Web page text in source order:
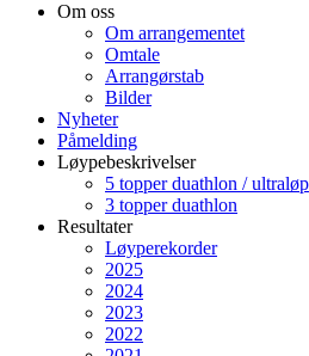
Om oss
Om arrangementet
Omtale
Arrangørstab
Bilder
Nyheter
Påmelding
Løypebeskrivelser
5 topper duathlon / ultraløp
3 topper duathlon
Resultater
Løyperekorder
2025
2024
2023
2022